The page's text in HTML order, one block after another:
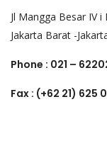
Jl Mangga Besar IV i
Jakarta Barat -
Phone : 021 –
Fax : (+62 21) 625